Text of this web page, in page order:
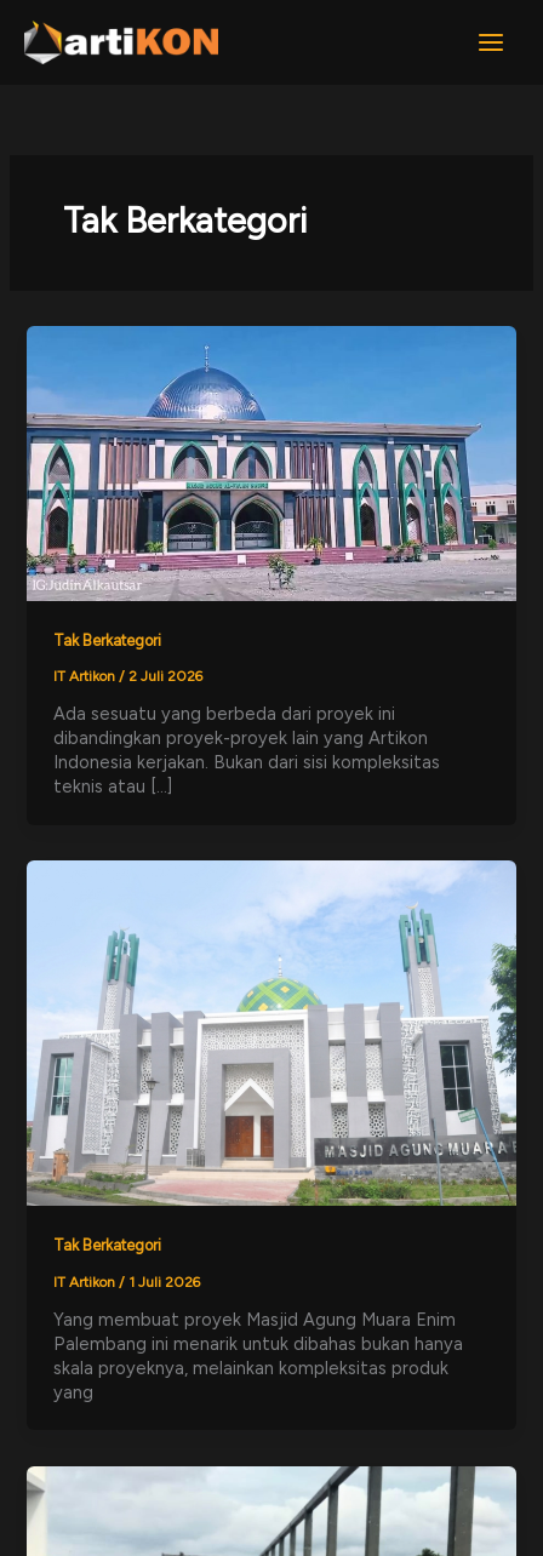
konten
Tak Berkategori
Tak Berkategori
IT Artikon/2 Juli 2026
Ada sesuatu yang berbeda dari proyek ini
dibandingkan proyek-proyek lain yang Artikon
Indonesia kerjakan. Bukan dari sisi kompleksitas
teknis atau […]
Tak Berkategori
IT Artikon / 1 Juli 2026
Yang membuat proyek Masjid Agung Muara Enim
Palembang ini menarik untuk dibahas bukan hanya
skala proyeknya, melainkan kompleksitas produk
yang